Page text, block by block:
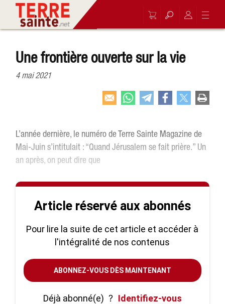
Une frontière ouverte sur la vie
4 mai 2021
L’année dernière, le numéro de Terre Sainte Magazine de
Mai-Juin s’intitulait : “Quand Jérusalem se fait prière.” Un
an après, on peut dire que
Article réservé aux abonnés
Pour lire la suite de cet article et accéder à
l'intégralité de nos contenus
ABONNEZ-VOUS DÈS MAINTENANT
Déjà abonné(e) ? Identifiez-vous